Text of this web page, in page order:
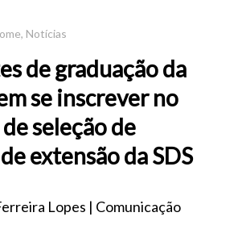
, Notícias
de graduação da
se inscrever no
seleção de
extensão da SDS
Lopes | Comunicação